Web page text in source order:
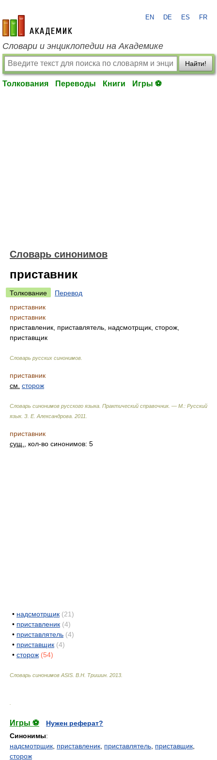
academic.ru
EN DE ES FR
Словари и энциклопедии на Академике
Найти!
Толкования Переводы Книги Игры ⚽
Словарь синонимов
приставник
Толкование
Перевод
приставник
приставник
приставленик, приставлятель, надсмотрщик, сторож,
приставщик
Словарь русских синонимов
приставник
см. сторож
Словарь синонимов русского языка. Практический справочник. — М.: Русский
язык. З. Е. Александрова 2011
приставник
сущ.
, кол-во синонимов: 5
• надсмотрщик (21)
• приставленик (4)
• приставлятель (4)
• приставщик (4)
• сторож (54)
Словарь синонимов ASIS. В.Н. Тришин 2013
Игры ⚽
Нужен реферат?
Синонимы:
надсмотрщик приставленик приставлятель приставщик
сторож